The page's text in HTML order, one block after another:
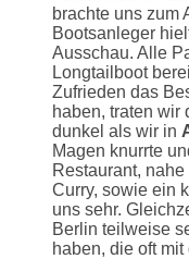
brachte uns zum
Bootsanleger
Ausschau. Alle
Longtailboot
Zufrieden das
haben, traten wir
dunkel als wir in
Magen knurrte
Restaurant,
Curry, sowie ein
uns sehr.
Berlin teilweise
haben, die oft